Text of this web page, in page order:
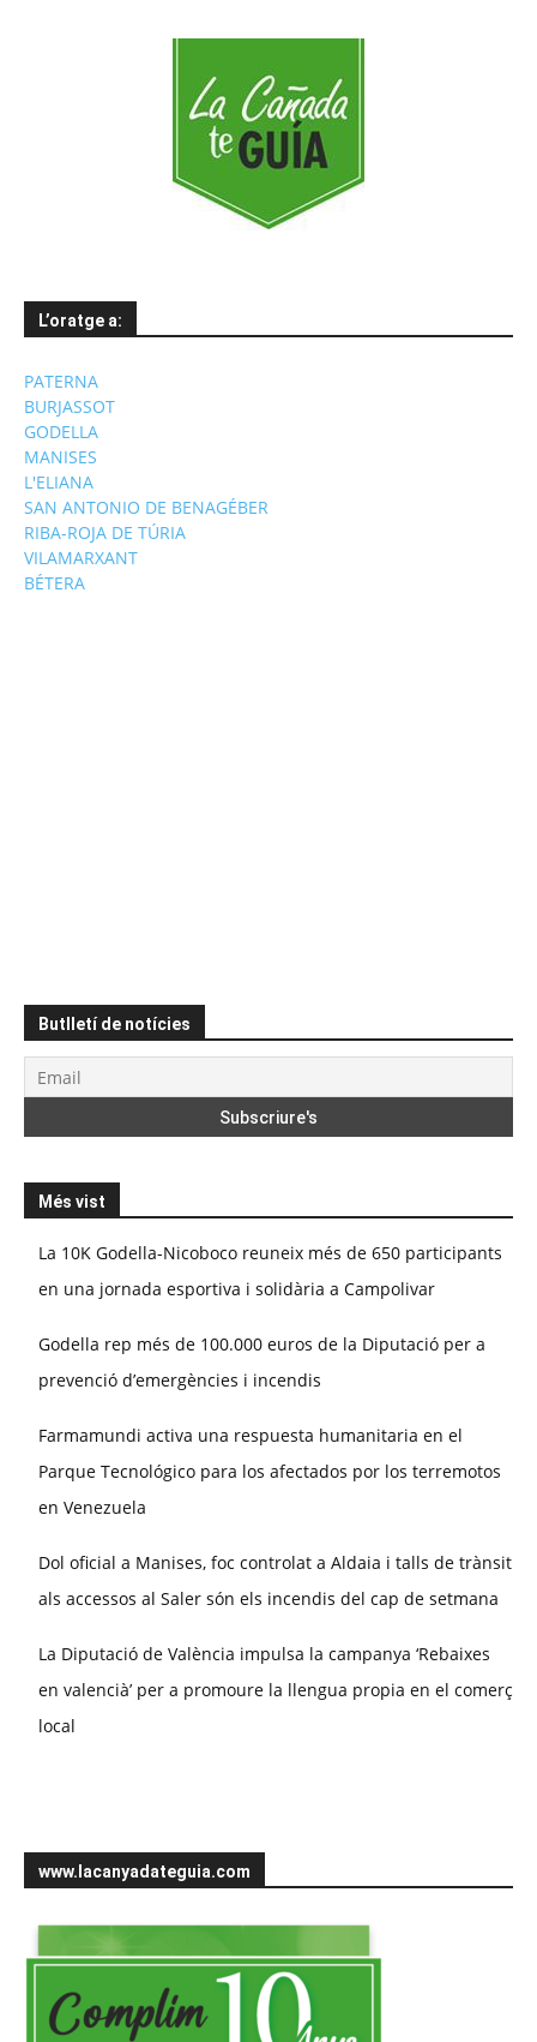
L’oratge a:
PATERNA
BURJASSOT
GODELLA
MANISES
L'ELIANA
SAN ANTONIO DE BENAGÉBER
RIBA-ROJA DE TÚRIA
VILAMARXANT
BÉTERA
Butlletí de notícies
Més vist
La 10K Godella-Nicoboco reuneix més de 650 participants
en una jornada esportiva i solidària a Campolivar
Godella rep més de 100.000 euros de la Diputació per a
prevenció d’emergències i incendis
Farmamundi activa una respuesta humanitaria en el
Parque Tecnológico para los afectados por los terremotos
en Venezuela
Dol oficial a Manises, foc controlat a Aldaia i talls de trànsit
als accessos al Saler són els incendis del cap de setmana
La Diputació de València impulsa la campanya ‘Rebaixes
en valencià’ per a promoure la llengua propia en el comerç
local
www.lacanyadateguia.com